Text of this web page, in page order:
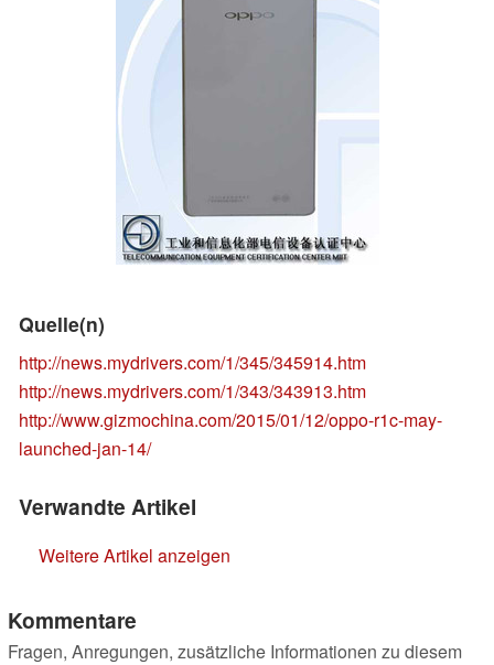
Quelle(n)
http://news.mydrivers.com/1/345/345914.htm
http://news.mydrivers.com/1/343/343913.htm
http://www.gizmochina.com/2015/01/12/oppo-r1c-may-
launched-jan-14/
Verwandte Artikel
Weitere Artikel anzeigen
Kommentare
Fragen, Anregungen, zusätzliche Informationen zu diesem